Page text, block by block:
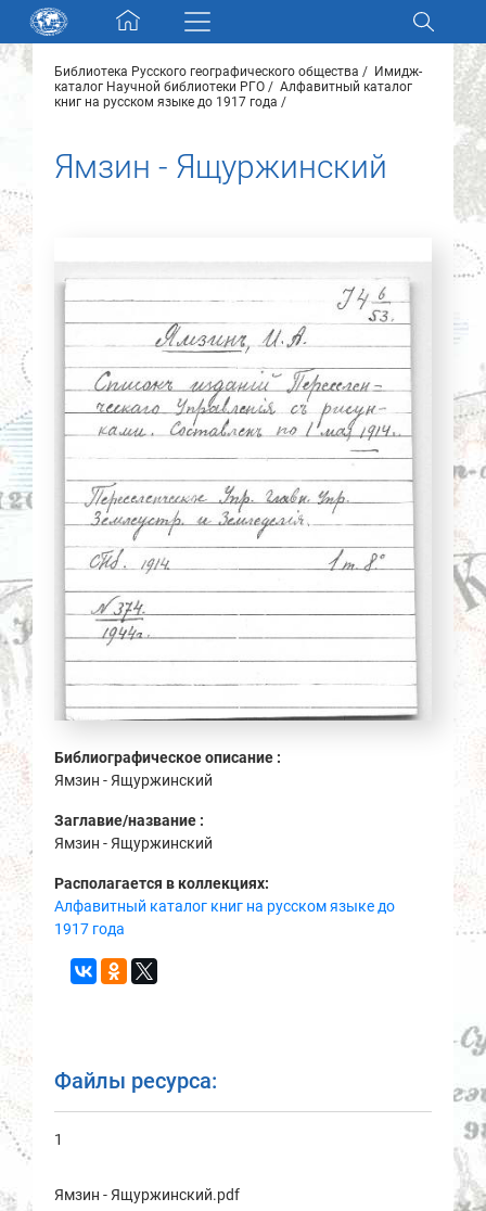
Skip navigation
Разделы и коллекции
Новости
О нас
Контакты
Партнеры
Библиотека Русского географического общества
Имидж-
каталог Научной библиотеки РГО
Алфавитный каталог
книг на русском языке до 1917 года
Ямзин - Ящуржинский
Библиографическое описание :
Ямзин - Ящуржинский
Заглавие/название :
Ямзин - Ящуржинский
Располагается в коллекциях:
Алфавитный каталог книг на русском языке до
1917 года
Файлы ресурса:
1
Ямзин - Ящуржинский.pdf